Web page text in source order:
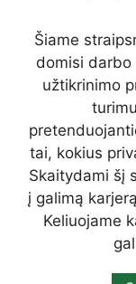
Šiame
domisi darbo
užtikrinimo
tai, kokius
Skaitydami šį
į galimą
Keliuojame